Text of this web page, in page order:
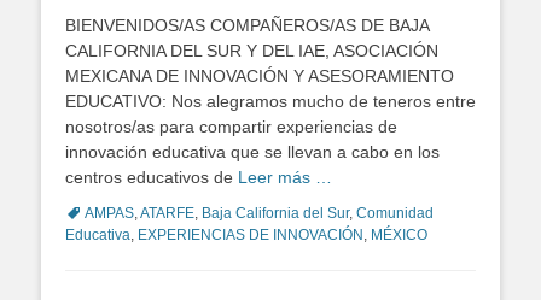
BIENVENIDOS/AS COMPAÑEROS/AS DE BAJA
CALIFORNIA DEL SUR Y DEL IAE, ASOCIACIÓN
MEXICANA DE INNOVACIÓN Y ASESORAMIENTO
EDUCATIVO: Nos alegramos mucho de teneros entre
nosotros/as para compartir experiencias de
innovación educativa que se llevan a cabo en los
centros educativos de Leer más …
TagsAMPAS,ATARFE, Baja California del Sur, Comunidad
Educativa, EXPERIENCIAS DE INNOVACIÓN , MÉXICO